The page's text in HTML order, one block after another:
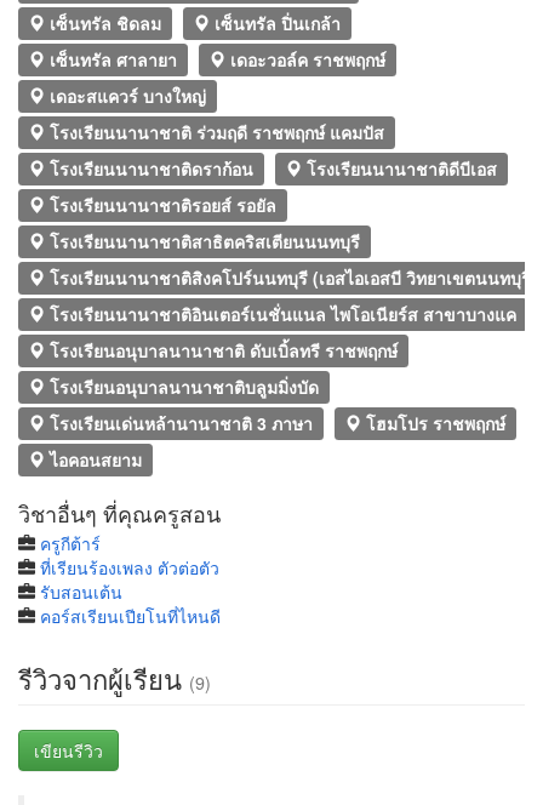
เซ็นทรัล ชิดลม
เซ็นทรัล ปิ่นเกล้า
เซ็นทรัล ศาลายา
เดอะวอล์ค ราชพฤกษ์
เดอะสแควร์ บางใหญ่
โรงเรียนนานาชาติ ร่วมฤดี ราชพฤกษ์ แคมปัส
โรงเรียนนานาชาติดราก้อน
โรงเรียนนานาชาติดีบีเอส
โรงเรียนนานาชาติรอยส์ รอยัล
โรงเรียนนานาชาติสาธิตคริสเตียนนนทบุรี
โรงเรียนนานาชาติสิงคโปร์นนทบุรี (เอสไอเอสบี วิทยาเขตนนทบุรี)
โรงเรียนนานาชาติอินเตอร์เนชั่นแนล ไพโอเนียร์ส สาขาบางแค
โรงเรียนอนุบาลนานาชาติ ดับเบิ้ลทรี ราชพฤกษ์
โรงเรียนอนุบาลนานาชาติบลูมมิ่งบัด
โรงเรียนเด่นหล้านานาชาติ 3 ภาษา
โฮมโปร ราชพฤกษ์
ไอคอนสยาม
วิชาอื่นๆ ที่คุณครูสอน
ครูกีต้าร์
ที่เรียนร้องเพลง ตัวต่อตัว
รับสอนเต้น
คอร์สเรียนเปียโนที่ไหนดี
รีวิวจากผู้เรียน (9)
เขียนรีวิว